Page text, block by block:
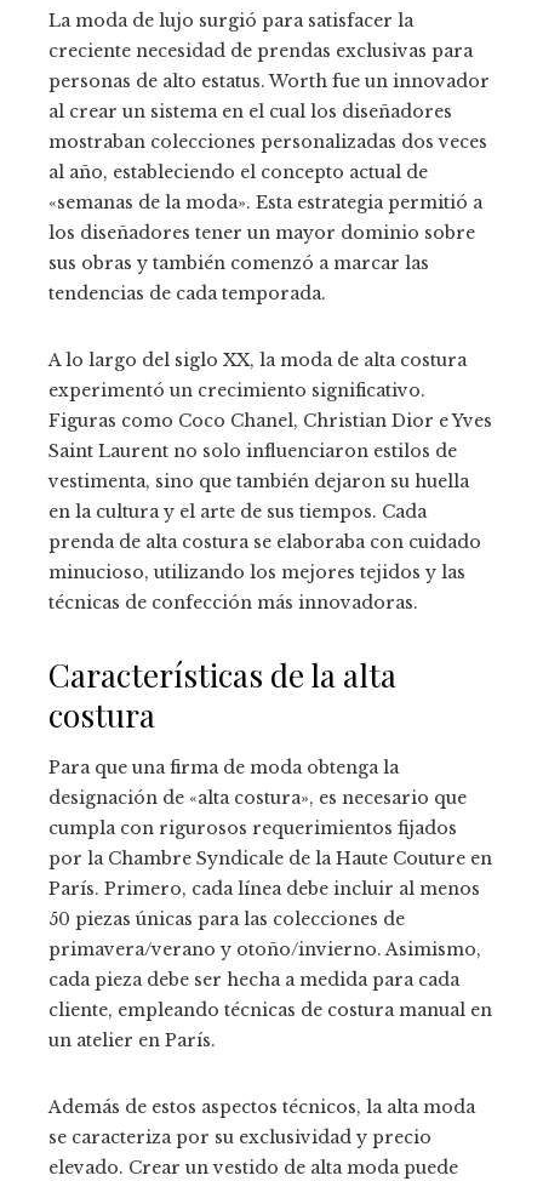
La moda de lujo surgió para satisfacer la
creciente necesidad de prendas exclusivas para
personas de alto estatus. Worth fue un innovador
al crear un sistema en el cual los diseñadores
mostraban colecciones personalizadas dos veces
al año, estableciendo el concepto actual de
«semanas de la moda». Esta estrategia permitió a
los diseñadores tener un mayor dominio sobre
sus obras y también comenzó a marcar las
tendencias de cada temporada.
A lo largo del siglo XX, la moda de alta costura
experimentó un crecimiento significativo.
Figuras como Coco Chanel, Christian Dior e Yves
Saint Laurent no solo influenciaron estilos de
vestimenta, sino que también dejaron su huella
en la cultura y el arte de sus tiempos. Cada
prenda de alta costura se elaboraba con cuidado
minucioso, utilizando los mejores tejidos y las
técnicas de confección más innovadoras.
Características de la alta
costura
Para que una firma de moda obtenga la
designación de «alta costura», es necesario que
cumpla con rigurosos requerimientos fijados
por la Chambre Syndicale de la Haute Couture en
París. Primero, cada línea debe incluir al menos
50 piezas únicas para las colecciones de
primavera/verano y otoño/invierno. Asimismo,
cada pieza debe ser hecha a medida para cada
cliente, empleando técnicas de costura manual en
un atelier en París.
Además de estos aspectos técnicos, la alta moda
se caracteriza por su exclusividad y precio
elevado. Crear un vestido de alta moda puede